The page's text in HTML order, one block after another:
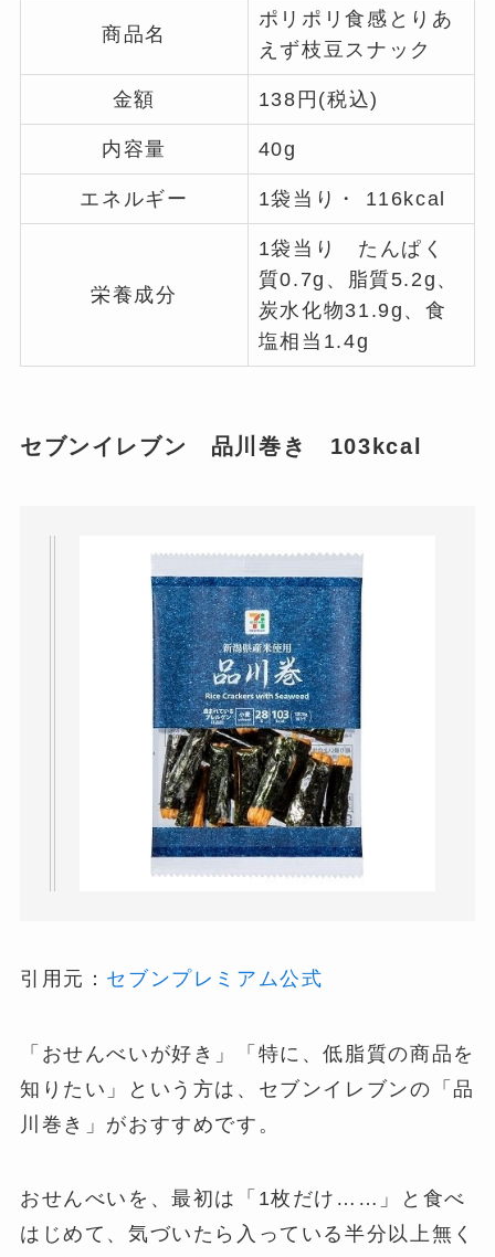
商品名
ポリポリ食感とりあ
えず枝豆スナック
金額 138円(税込)
内容量 40g
エネルギー 1袋当り・ 116kcal
栄養成分
1袋当り たんぱく
質0.7g、脂質5.2g、
炭水化物31.9g、食
塩相当1.4g
セブンイレブン 品川巻き 103kcal
引用元： セブンプレミアム公式
「おせんべいが好き」「特に、低脂質の商品を
知りたい」という方は、セブンイレブンの「品
川巻き」がおすすめです。
おせんべいを、最初は「1枚だけ……」と食べ
はじめて、気づいたら入っている半分以上無く